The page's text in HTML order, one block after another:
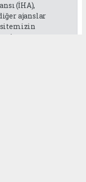
(İHA),
ajanslar
sitemizin